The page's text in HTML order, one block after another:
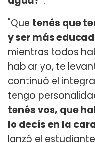
"Que tenés que
y ser más
mientras todos
hablar yo, te
continuó el
tengo
tenés vos, que
lo decís en la
lanzó el